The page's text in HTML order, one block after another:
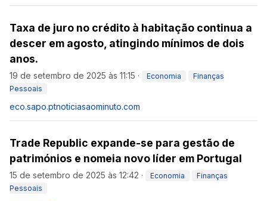
Taxa de juro no crédito à habitação continua a
descer em agosto, atingindo mínimos de dois
anos.
19 de setembro de 2025 às 11:15 · Economia
Finanças
Pessoais
eco.sapo.ptnoticiasaominuto.com
Trade Republic expande-se para gestão de
patrimónios e nomeia novo líder em Portugal
15 de setembro de 2025 às 12:42 · Economia
Finanças
Pessoais